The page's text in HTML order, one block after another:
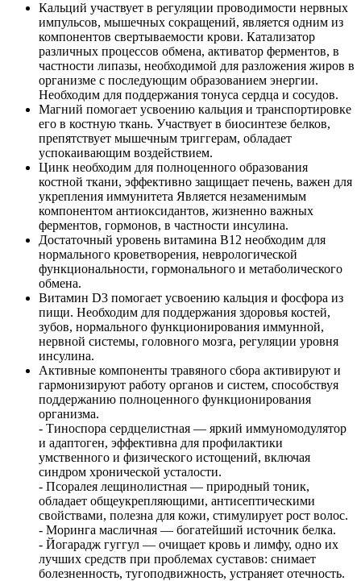
Кальций участвует в регуляции проводимости нервных
импульсов, мышечных сокращений, является одним из
компонентов свертываемости крови. Катализатор
различных процессов обмена, активатор ферментов, в
частности липазы, необходимой для разложения жиров в
организме с последующим образованием энергии.
Необходим для поддержания тонуса сердца и сосудов.
Магний помогает усвоению кальция и транспортировке
его в костную ткань. Участвует в биосинтезе белков,
препятствует мышечным триггерам, обладает
успокаивающим воздействием.
Цинк необходим для полноценного образования
костной ткани, эффективно защищает печень, важен для
укрепления иммунитета Является незаменимым
компонентом антиоксидантов, жизненно важных
ферментов, гормонов, в частности инсулина.
Достаточный уровень витамина В12 необходим для
нормального кроветворения, неврологической
функциональности, гормонального и метаболического
обмена.
Витамин D3 помогает усвоению кальция и фосфора из
пищи. Необходим для поддержания здоровья костей,
зубов, нормального функционирования иммунной,
нервной системы, головного мозга, регуляции уровня
инсулина.
Активные компоненты травяного сбора активируют и
гармонизируют работу органов и систем, способствуя
поддержанию полноценного функционирования
организма.
- Тиноспора сердцелистная — яркий иммуномодулятор
и адаптоген, эффективна для профилактики
умственного и физического истощений, включая
синдром хронической усталости.
- Псоралея лещинолистная — природный тоник,
обладает общеукрепляющими, антисептическими
свойствами, полезна для кожи, стимулирует рост волос.
- Моринга масличная — богатейший источник белка.
- Йогарадж гуггул — очищает кровь и лимфу, одно их
лучших средств при проблемах суставов: снимает
болезненность, тугоподвижность, устраняет отечность.